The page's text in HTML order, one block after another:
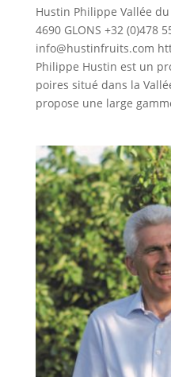
Hustin Philippe Vallée
4690 GLONS +32 (0)478
info@hustinfruits.com
Philippe Hustin est un
poires situé dans la
propose une large